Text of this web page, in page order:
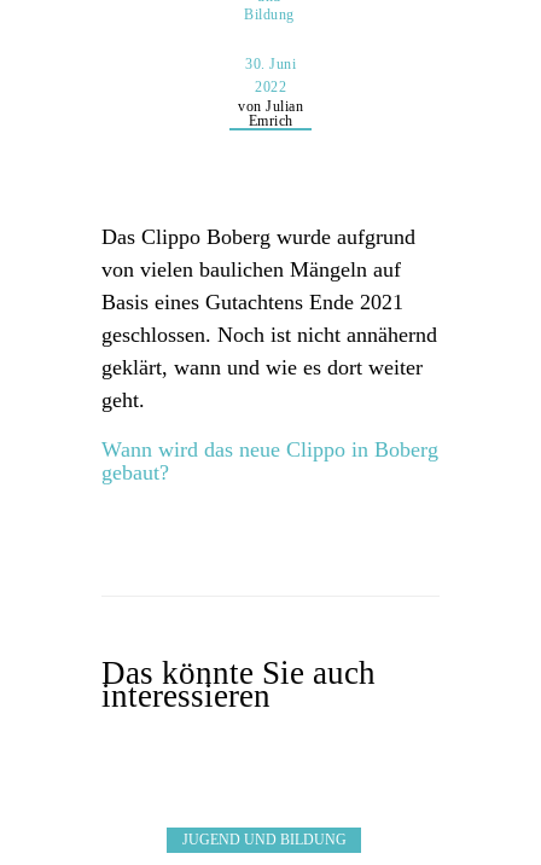
Bildung
30. Juni
2022
von Julian
Emrich
Das Clippo Boberg wurde aufgrund
von vielen baulichen Mängeln auf
Basis eines Gutachtens Ende 2021
geschlossen. Noch ist nicht annähernd
geklärt, wann und wie es dort weiter
geht.
Wann wird das neue Clippo in Boberg
gebaut?
Das könnte Sie auch
interessieren
JUGEND UND BILDUNG